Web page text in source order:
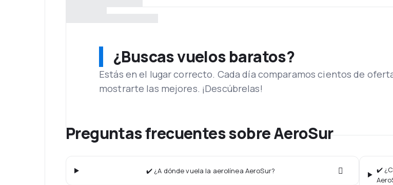
¿Buscas vuelos baratos?
Estás en el lugar correcto. Cada día comparamos cientos de
mostrarte las mejores. ¡Descúbrelas!
Preguntas frecuentes sobre AeroSur
✔️ ¿A dónde vuela la aerolínea AeroSur?
✔️